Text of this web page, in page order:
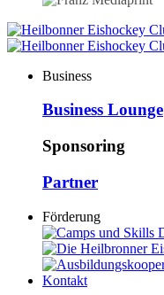
Business
Business Lounge
Sponsoring
Partner
Förderung
Kontakt